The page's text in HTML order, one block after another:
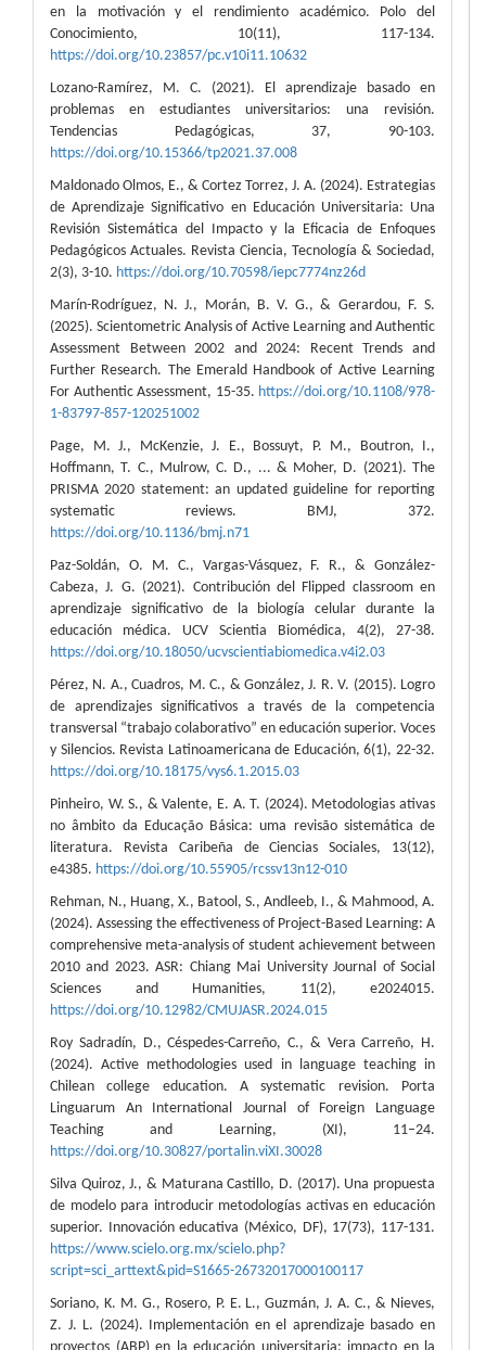
en la motivación y el rendimiento académico. Polo del
Conocimiento, 10(11), 117-134.
https://doi.org/10.23857/pc.v10i11.10632
Lozano-Ramírez, M. C. (2021). El aprendizaje basado en
problemas en estudiantes universitarios: una revisión.
Tendencias Pedagógicas, 37, 90-103.
https://doi.org/10.15366/tp2021.37.008
Maldonado Olmos, E., & Cortez Torrez, J. A. (2024). Estrategias
de Aprendizaje Significativo en Educación Universitaria: Una
Revisión Sistemática del Impacto y la Eficacia de Enfoques
Pedagógicos Actuales. Revista Ciencia, Tecnología & Sociedad,
2(3), 3-10. https://doi.org/10.70598/iepc7774nz26d
Marín-Rodríguez, N. J., Morán, B. V. G., & Gerardou, F. S.
(2025). Scientometric Analysis of Active Learning and Authentic
Assessment Between 2002 and 2024: Recent Trends and
Further Research. The Emerald Handbook of Active Learning
For Authentic Assessment, 15-35. https://doi.org/10.1108/978-
1-83797-857-120251002
Page, M. J., McKenzie, J. E., Bossuyt, P. M., Boutron, I.,
Hoffmann, T. C., Mulrow, C. D., ... & Moher, D. (2021). The
PRISMA 2020 statement: an updated guideline for reporting
systematic reviews. BMJ, 372.
https://doi.org/10.1136/bmj.n71
Paz-Soldán, O. M. C., Vargas-Vásquez, F. R., & González-
Cabeza, J. G. (2021). Contribución del Flipped classroom en
aprendizaje significativo de la biología celular durante la
educación médica. UCV Scientia Biomédica, 4(2), 27-38.
https://doi.org/10.18050/ucvscientiabiomedica.v4i2.03
Pérez, N. A., Cuadros, M. C., & González, J. R. V. (2015). Logro
de aprendizajes significativos a través de la competencia
transversal “trabajo colaborativo” en educación superior. Voces
y Silencios. Revista Latinoamericana de Educación, 6(1), 22-32.
https://doi.org/10.18175/vys6.1.2015.03
Pinheiro, W. S., & Valente, E. A. T. (2024). Metodologias ativas
no âmbito da Educação Básica: uma revisão sistemática de
literatura. Revista Caribeña de Ciencias Sociales, 13(12),
e4385. https://doi.org/10.55905/rcssv13n12-010
Rehman, N., Huang, X., Batool, S., Andleeb, I., & Mahmood, A.
(2024). Assessing the effectiveness of Project-Based Learning: A
comprehensive meta-analysis of student achievement between
2010 and 2023. ASR: Chiang Mai University Journal of Social
Sciences and Humanities, 11(2), e2024015.
https://doi.org/10.12982/CMUJASR.2024.015
Roy Sadradín, D., Céspedes-Carreño, C., & Vera Carreño, H.
(2024). Active methodologies used in language teaching in
Chilean college education. A systematic revision. Porta
Linguarum An International Journal of Foreign Language
Teaching and Learning, (XI), 11–24.
https://doi.org/10.30827/portalin.viXI.30028
Silva Quiroz, J., & Maturana Castillo, D. (2017). Una propuesta
de modelo para introducir metodologías activas en educación
superior. Innovación educativa (México, DF), 17(73), 117-131.
https://www.scielo.org.mx/scielo.php?
script=sci_arttext&pid=S1665-26732017000100117
Soriano, K. M. G., Rosero, P. E. L., Guzmán, J. A. C., & Nieves,
Z. J. L. (2024). Implementación en el aprendizaje basado en